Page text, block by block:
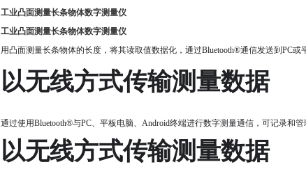
工业凸面测量长条物体数字测量仪
工业凸面测量长条物体数字测量仪
用凸面测量长条物体的长度，将其读取值数据化，通过Bluetooth®通信发送到PC或
以无线方式传输测量数据
通过使用Bluetooth®与PC、平板电脑、Android终端进行数字测量通信，可记录和
以无线方式传输测量数据